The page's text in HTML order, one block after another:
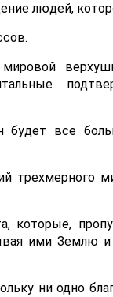
людей,
будет все
трехмерного
которые,
ими Землю и
ни одно